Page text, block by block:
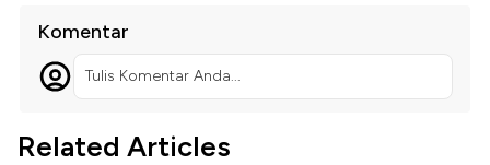
Komentar
Tulis Komentar Anda...
Related Articles